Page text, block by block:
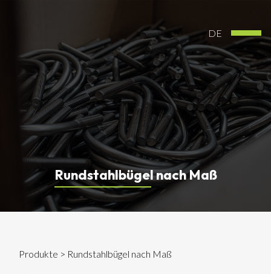
DE
Rundstahlbügel nach Maß
Produkte > Rundstahlbügel nach Maß